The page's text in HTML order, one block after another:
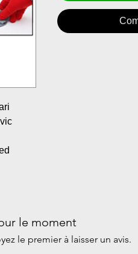
le moment
le premier à laisser un avis.